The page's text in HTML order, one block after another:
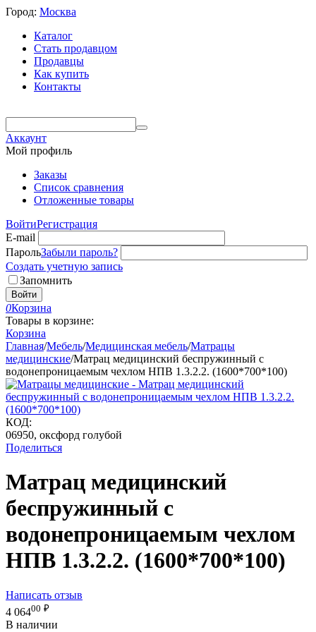
Город: Москва
Каталог
Стать продавцом
Продавцы
Как купить
Контакты
Аккаунт
Мой профиль
Заказы
Список сравнения
Отложенные товары
ВойтиРегистрация
E-mail
ПарольЗабыли пароль?
Создать учетную запись
Запомнить
Войти
0Корзина
Товары в корзине:
Корзина
Главная/Мебель/Медицинская мебель/Матрацы
медицинские/Матрац медицинский беспружинный с
водонепроницаемым чехлом НПВ 1.3.2.2. (1600*700*100)
КОД:
06950, оксфорд голубой
Поделиться
Матрац медицинский
беспружинный с
водонепроницаемым чехлом
НПВ 1.3.2.2. (1600*700*100)
Написать отзыв
4 06400 ₽
В наличии